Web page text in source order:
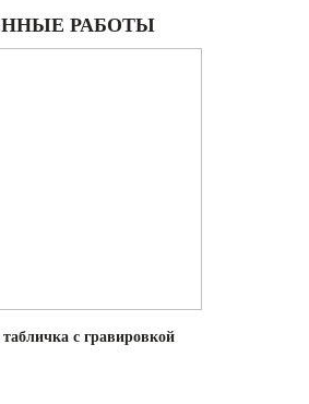
РАБОТЫ
с гравировкой